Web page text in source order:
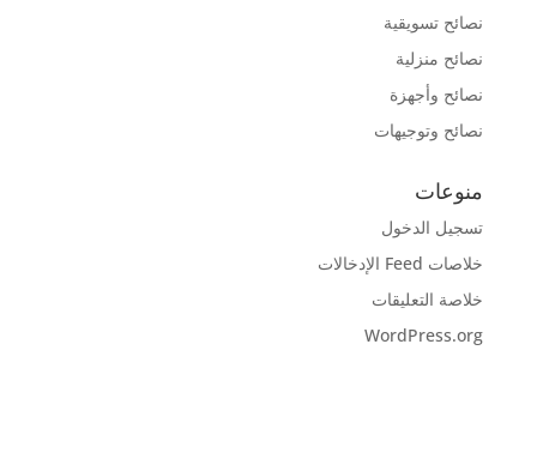
نصائح تسويقية
نصائح منزلية
نصائح وأجهزة
نصائح وتوجيهات
منوعات
تسجيل الدخول
خلاصات Feed الإدخالات
خلاصة التعليقات
WordPress.org